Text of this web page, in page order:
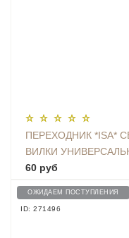
ПЕРЕХОДНИК *ISA*
ВИЛКИ
ЕВРО С
60 руб
ОЖИДАЕМ ПОСТУПЛЕНИЯ
ID: 271496